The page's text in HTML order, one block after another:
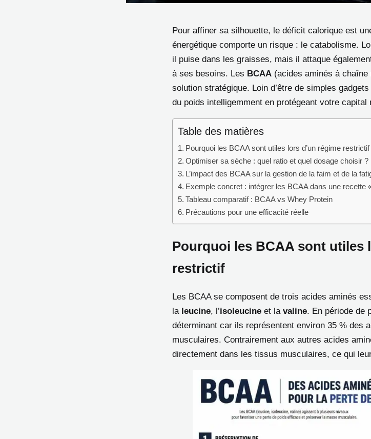
Pour affiner sa silhouette, le déficit calorique est
énergétique comporte un risque : le catabolisme.
il puise dans les graisses, mais il attaque
à ses besoins. Les BCAA (acides aminés à
solution stratégique. Loin d’être de simples
du poids intelligemment en protégeant votre capital
Table des matières
Pourquoi les BCAA sont utiles lors d’un régime restrictif
Optimiser sa sèche : quel ratio et quel dosage choisir ?
L’impact des BCAA sur la gestion de la faim et de la
Exemple concret : intégrer les BCAA dans une recette
Tableau comparatif : BCAA vs Whey Protein
Précautions pour une efficacité réelle
Pourquoi les BCAA sont utiles
restrictif
Les BCAA se composent de trois acides aminés
la leucine, l’isoleucine et la valine. En période de
déterminant car ils représentent environ 35 % des
musculaires. Contrairement aux autres acides
directement dans les tissus musculaires, ce qui